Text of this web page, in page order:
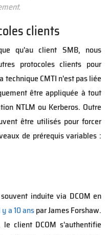
clients
qu'au client SMB, nous
protocoles clients pour
CMTI n'est pas liée
être appliquée à tout
NTLM ou Kerberos. Outre
être utilisés pour forcer
de prérequis variables :
induite via DCOM en
a 10 anspar James Forshaw.
le client DCOM s'authentifie